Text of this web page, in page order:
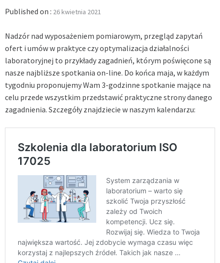
Published on : 26 kwietnia 2021
Nadzór nad wyposażeniem pomiarowym, przegląd zapytań
ofert i umów w praktyce czy optymalizacja działalności
laboratoryjnej to przykłady zagadnień, którym poświęcone są
nasze najbliższe spotkania on-line. Do końca maja, w każdym
tygodniu proponujemy Wam 3-godzinne spotkanie mające na
celu przede wszystkim przedstawić praktyczne strony danego
zagadnienia. Szczegóły znajdziecie w naszym kalendarzu: